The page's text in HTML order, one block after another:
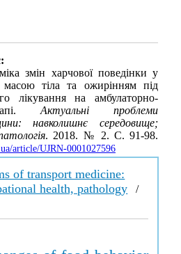
змін харчової поведінки у
тіла та ожирінням під
лікування на амбулаторно-
Актуальні проблеми
навколишнє середовище;
. 2018. № 2. С. 91-98.
article/UJRN-0001027596
of transport medicine:
health, pathology /